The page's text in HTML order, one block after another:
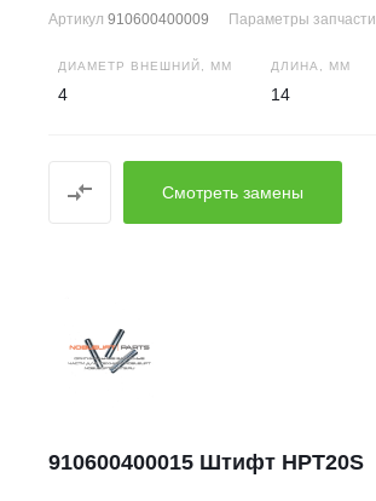
Артикул 910600400009 Параметры запчасти
ДИАМЕТР ВНЕШНИЙ, ММ
4
ДЛИНА, ММ
14
Смотреть замены
910600400015 Штифт HPT20S